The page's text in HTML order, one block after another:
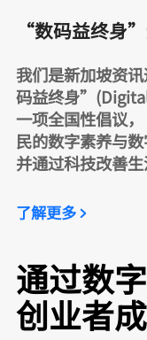
“数码益终身
我们是新加坡资
码益终身
一项全国性倡议
民的数字素养与
并通过科技改善生
了解更多
通过数
创业者